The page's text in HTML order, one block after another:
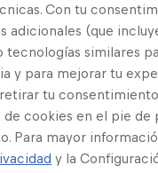
404
sentimos.
página?
Con tu
adicionales (que
tecnologías similares
y para mejorar tu
retirar tu
cookies en el pie de
Para mayor
y la